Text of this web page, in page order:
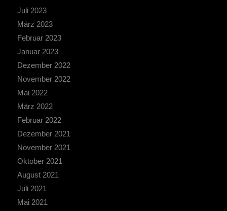
Juli 2023
März 2023
Februar 2023
Januar 2023
Dezember 2022
November 2022
Mai 2022
März 2022
Februar 2022
Dezember 2021
November 2021
Oktober 2021
August 2021
Juli 2021
Mai 2021